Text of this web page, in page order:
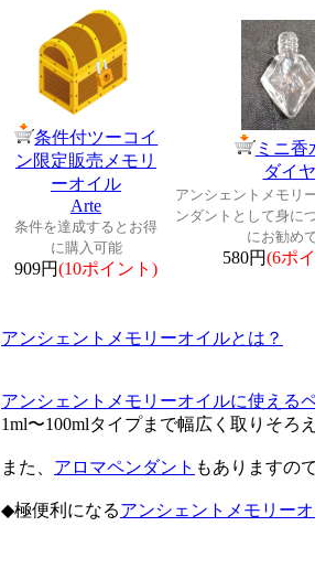
条件付ツーコイ
ン限定販売メモリ
ーオイル
Arte
条件を達成するとお得
に購入可能
909円(10ポイント)
ミニ香
ダイヤ
アンシェントメモリ
ンダントとして身に
にお勧め
580円(6ポ
アンシェントメモリーオイルとは？
アンシェントメモリーオイルに使える
1ml〜100mlタイプまで幅広く取りそろ
また、 アロマペンダント もありますの
◆極便利になるアンシェントメモリー